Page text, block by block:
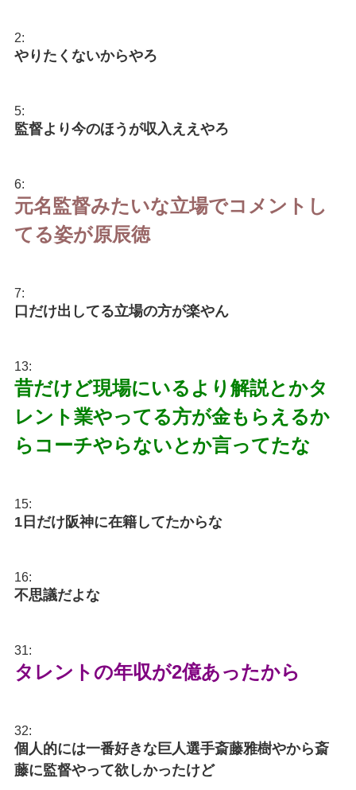
2:
やりたくないからやろ
5:
監督より今のほうが収入ええやろ
6:
元名監督みたいな立場でコメントし
てる姿が原辰徳
7:
口だけ出してる立場の方が楽やん
13:
昔だけど現場にいるより解説とかタ
レント業やってる方が金もらえるか
らコーチやらないとか言ってたな
15:
1日だけ阪神に在籍してたからな
16:
不思議だよな
31:
タレントの年収が2億あったから
32:
個人的には一番好きな巨人選手斎藤雅樹やから斎
藤に監督やって欲しかったけど